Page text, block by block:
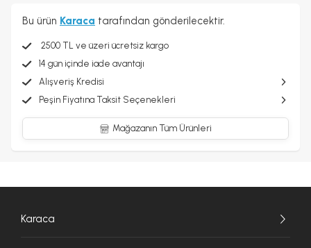
Bu ürün Karaca tarafından gönderilecektir.
2500 TL ve üzeri ücretsiz kargo
14 gün içinde iade avantajı
Alışveriş Kredisi
Peşin Fiyatına Taksit Seçenekleri
Mağazanın Tüm Ürünleri
Karaca